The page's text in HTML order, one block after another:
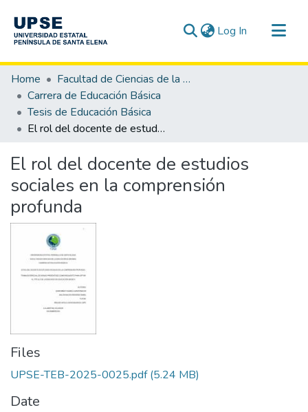
Log In (current)
Communities & Collections
All of DSpace
Statistics
Home
Facultad de Ciencias de la Educación e Idiomas
Carrera de Educación Básica
Tesis de Educación Básica
El rol del docente de estudios sociales en la comprensión profunda
El rol del docente de estudios
sociales en la comprensión
profunda
Files
UPSE-TEB-2025-0025.pdf(5.24 MB)
Date